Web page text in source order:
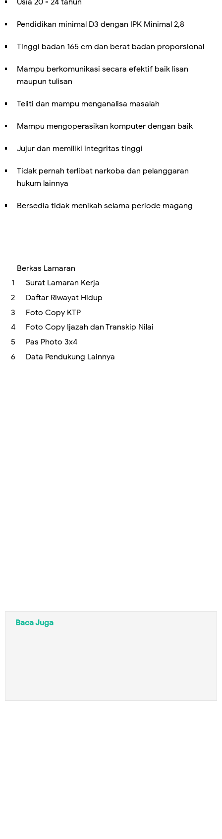
Pendidikan minimal D3 dengan IPK Minimal 2,8
Tinggi badan 165 cm dan berat badan proporsional
Mampu berkomunikasi secara efektif baik lisan
maupun tulisan
Teliti dan mampu menganalisa masalah
Mampu mengoperasikan komputer dengan baik
Jujur dan memiliki integritas tinggi
Tidak pernah terlibat narkoba dan pelanggaran
hukum lainnya
Bersedia tidak menikah selama periode magang
Berkas Lamaran
Surat Lamaran Kerja
Daftar Riwayat Hidup
Foto Copy KTP
Foto Copy Ijazah dan Transkip Nilai
Pas Photo 3x4
Data Pendukung Lainnya
Baca Juga